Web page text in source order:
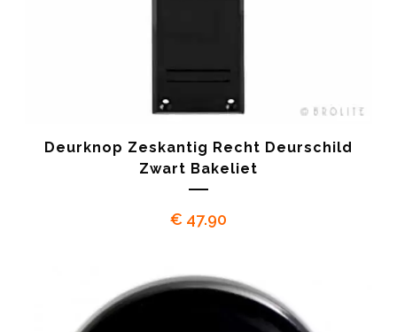
Deurknop Zeskantig Recht Deurschild
Zwart Bakeliet
€ 47.90